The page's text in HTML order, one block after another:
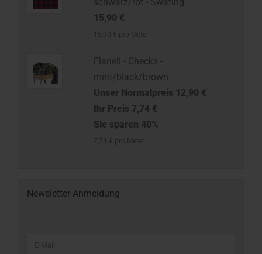
15,90 €
Flanell - Checks -
mint/black/brown
Unser Normalpreis 12,90 €
Ihr Preis 7,74 €
Sie sparen 40%
Newsletter-Anmeldung